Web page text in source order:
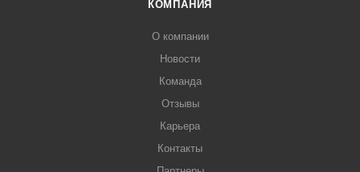
КОМПАНИЯ
О компании
Новости
Команда
Отзывы
Карьера
Контакты